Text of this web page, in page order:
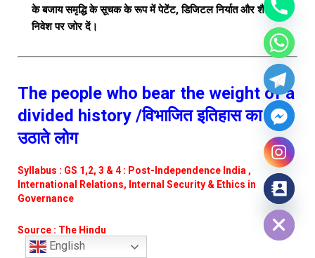
के बजाय समृद्धि के सूचक के रूप में पेटेंट, डिजिटल निर्यात और शैक्षिक
निवेश पर जोर दें।
The people who bear the weight of a
divided history /विभाजित इतिहास का बोझ
उठाते लोग
Syllabus : GS 1,2, 3 & 4 : Post-Independence India ,
International Relations, Internal Security & Ethics in
Governance
Source : The Hindu
English
Hide chaty